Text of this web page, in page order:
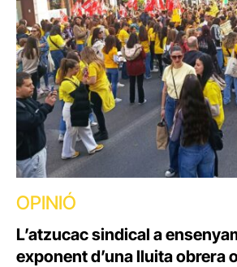
OPINIÓ
L’atzucac sindical a
exponent d’una lluita obrera